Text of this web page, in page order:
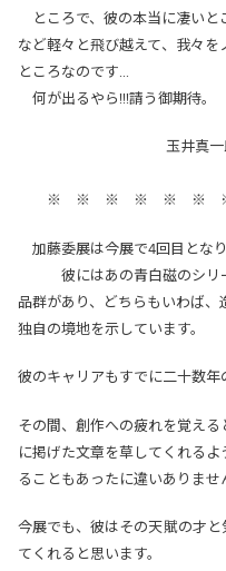
ところで、彼の本当に凄いと
など軽々と飛び越えて、我々
ところなのです…
何が出るやら!!!請う御期待。
玉井真一郎 コレ
※ ※ ※ ※ ※ ※
加藤委展は今展で4回目となり
彼にはあの青白磁のシリー
品群があり、どちらもいわば
独自の境地を示しています。
彼のキャリアもすでに二十数年
その間、創作への疲れを覚え
に掲げた文章を草してくれる
ることもあったに違いありませ
今展でも、彼はその天賦の才
てくれると思います。